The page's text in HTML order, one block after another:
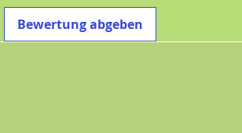
Bewertung abgeben